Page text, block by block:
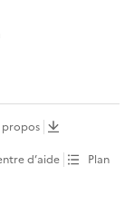
d’aide
Plan